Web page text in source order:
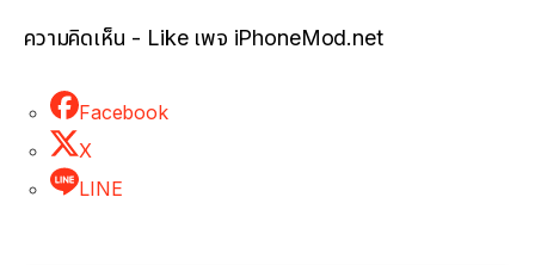
ความคิดเห็น - Like เพจ iPhoneMod.net
Facebook
X
LINE